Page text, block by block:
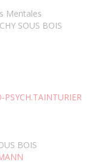
Mentales
SOUS BOIS
BOIS